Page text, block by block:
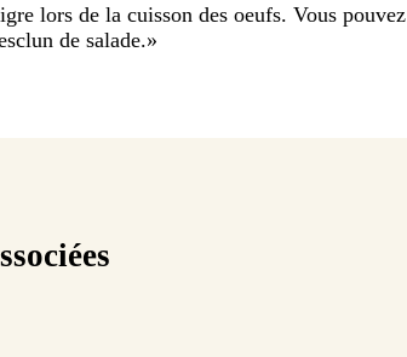
lors de la cuisson des oeufs. Vous pouvez
de salade.»